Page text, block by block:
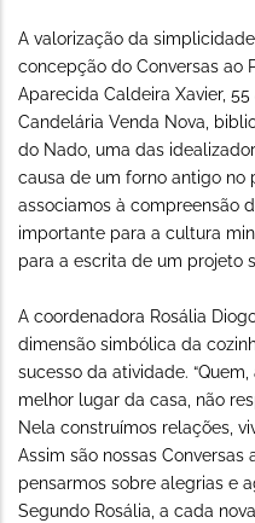
A valorização da
concepção do Conversas ao
Aparecida Caldeira Xavier,
Candelária Venda Nova,
do Nado, uma das
causa de um forno antigo no
associamos à compreensão
importante para a cultura
para a escrita de um projeto
A coordenadora Rosália
dimensão simbólica da
sucesso da atividade.
melhor lugar da casa, não
Nela construímos relações,
Assim são nossas
pensarmos sobre alegrias e
Segundo Rosália, a cada